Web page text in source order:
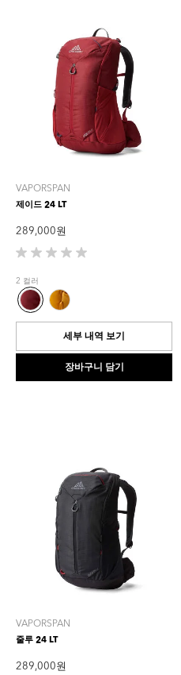
VAPORSPAN
제이드 24 LT
289,000 원
별
5
개
중
0.0
입
다.
2 컬러
세부 내역 보기
장바구니 담기
VAPORSPAN
줄루 24 LT
289,000 원